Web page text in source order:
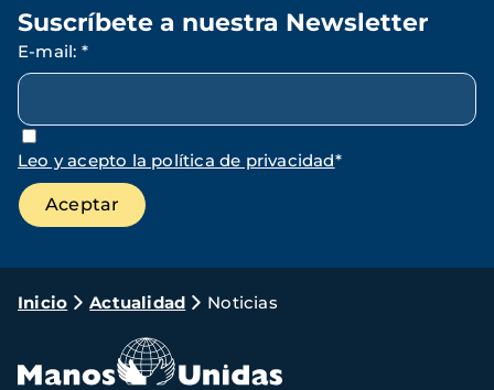
Suscríbete a nuestra Newsletter
E-mail: *
Leo y acepto la política de privacidad*
Ruta
navegación
Inicio Actualidad Noticias